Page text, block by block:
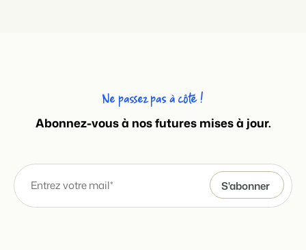
Ne passez pas à côté !
Abonnez-vous à nos futures mises à jour.